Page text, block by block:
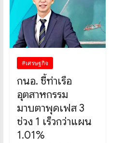
#เศรษฐกิจ
กนอ. ชี้ท่าเรือ
อุตสาหกรรม
มาบตาพุดเฟส 3
ช่วง 1 เร็วกว่าแผน
1.01%